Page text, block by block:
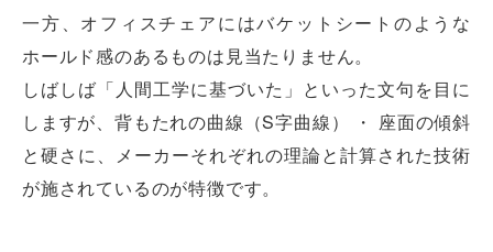
一方、オフィスチェアにはバケットシートのような
ホールド感のあるものは見当たりません。
しばしば「人間工学に基づいた」といった文句を目に
しますが、背もたれの曲線（S字曲線） ・ 座面の傾斜
と硬さに、メーカーそれぞれの理論と計算された技術
が施されているのが特徴です。